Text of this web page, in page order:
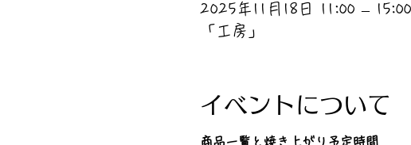
2025年11月18日 11:00 – 15:00
「工房」
イベントについて
商品一覧と焼き上がり予定時間